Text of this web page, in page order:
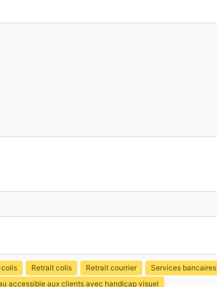
Retrait colis Retrait courrier Services bancaires
accessible aux clients avec handicap visuel